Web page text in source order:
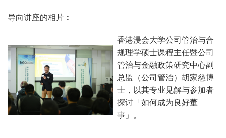
导向讲座的相片︰
香港浸会大学公司管治与合
规理学硕士课程主任暨公司
管治与金融政策研究中心副
总监（公司管治）胡家慈博
士，以其专业见解与参加者
探讨「如何成为良好董
事」。